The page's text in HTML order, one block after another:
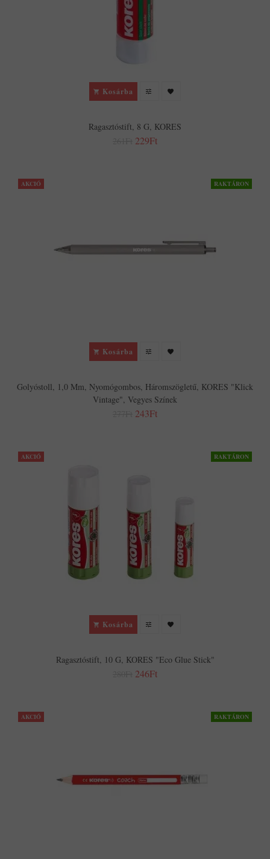
Kosárba
Ragasztóstift, 8 G, KORES
229Ft
AKCIÓ RAKTÁRON
Kosárba
Golyóstoll, 1,0 Mm, Nyomógombos, Háromszögletű, KORES "Klick
Vintage", Vegyes Színek
243Ft
AKCIÓ RAKTÁRON
Kosárba
Ragasztóstift, 10 G, KORES "Eco Glue Stick"
246Ft
AKCIÓ RAKTÁRON